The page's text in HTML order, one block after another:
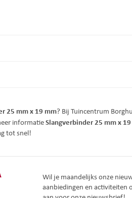
25 mm x 19 mm? Bij Tuincentrum
informatieSlangverbinder 25 mm x
tot snel!
Wil je maandelijks onze
aanbiedingen en activiteiten